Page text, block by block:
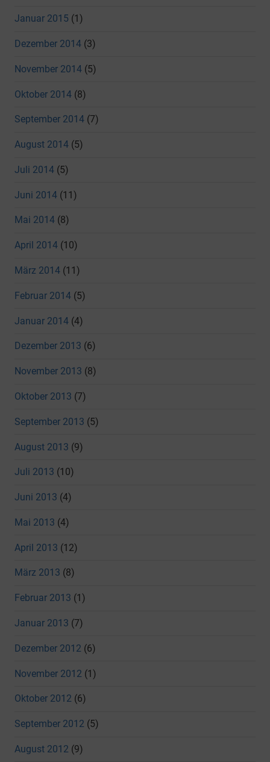
Januar 2015 (1)
Dezember 2014 (3)
November 2014 (5)
Oktober 2014 (8)
September 2014 (7)
August 2014 (5)
Juli 2014 (5)
Juni 2014 (11)
Mai 2014 (8)
April 2014 (10)
März 2014 (11)
Februar 2014 (5)
Januar 2014 (4)
Dezember 2013 (6)
November 2013 (8)
Oktober 2013 (7)
September 2013 (5)
August 2013 (9)
Juli 2013 (10)
Juni 2013 (4)
Mai 2013 (4)
April 2013 (12)
März 2013 (8)
Februar 2013 (1)
Januar 2013 (7)
Dezember 2012 (6)
November 2012 (1)
Oktober 2012 (6)
September 2012 (5)
August 2012 (9)